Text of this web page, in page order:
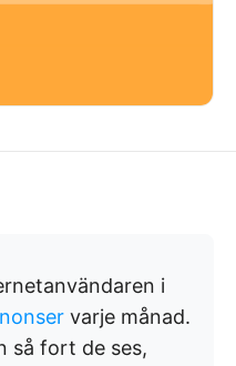
i
varje månad.
så fort de ses,